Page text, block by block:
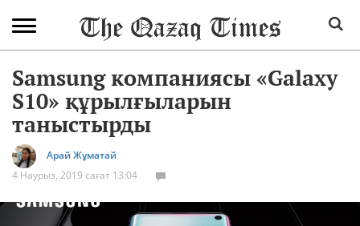
Samsung компаниясы «Galaxy
S10» құрылғыларын
таныстырды
Арай Жұматай
4 Наурыз, 2019 сағат 13:04